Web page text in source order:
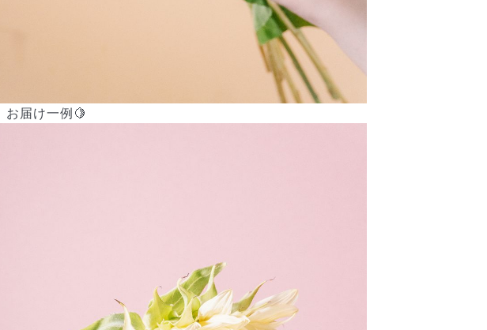
いいえ、毎月自動でお届けするサービスではありません。好きな時
ただいま沖縄・離島エリアへの配送には対応しておりません。ご了
お届け一例🍋